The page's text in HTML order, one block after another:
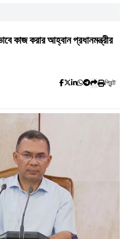
কাজ করার আহ্বান প্রধানমন্ত্রীর
প্রিন্ট